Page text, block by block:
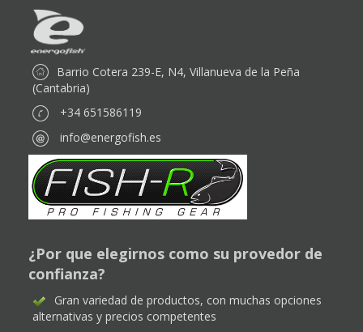
Barrio Cotera 239-E, N4, Villanueva de la Peña
(Cantabria)
+34 651586119
info@energofish.es
¿Por que elegirnos como su provedor de
confianza?
Gran variedad de productos, con muchas opciones
alternativas y precios competentes